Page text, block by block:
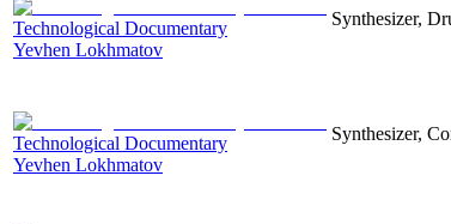
Technological Documentary
Yevhen Lokhmatov
Synthesizer,
Technological Documentary
Yevhen Lokhmatov
Synthesizer,